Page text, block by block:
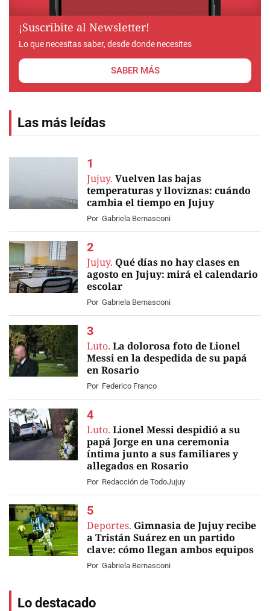
¡Suscribite al Newsletter!
Lo que necesitas saber, desde donde necesites
SABER MÁS
Las más leídas
Jujuy. Vuelven las bajas
temperaturas y lloviznas: cuándo
cambia el tiempo en Jujuy
Por Gabriela Bernasconi
Jujuy. Qué días no hay clases en
agosto en Jujuy: mirá el calendario
escolar
Por Gabriela Bernasconi
Luto. La dolorosa foto de Lionel
Messi en la despedida de su papá
en Rosario
Por Federico Franco
Luto. Lionel Messi despidió a su
papá Jorge en una ceremonia
íntima junto a sus familiares y
allegados en Rosario
Por Redacción de TodoJujuy
Deportes. Gimnasia de Jujuy recibe
a Tristán Suárez en un partido
clave: cómo llegan ambos equipos
Por Gabriela Bernasconi
Lo destacado